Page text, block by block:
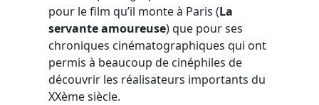
pour le film qu’il monte à Paris (La
servante amoureuse) que pour ses
chroniques cinématographiques qui ont
permis à beaucoup de cinéphiles de
découvrir les réalisateurs importants du
XXème siècle.